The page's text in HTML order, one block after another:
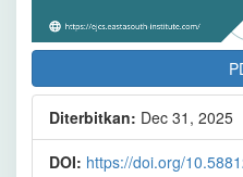
Diterbitkan: Dec 31, 2025
DOI: https://doi.org/